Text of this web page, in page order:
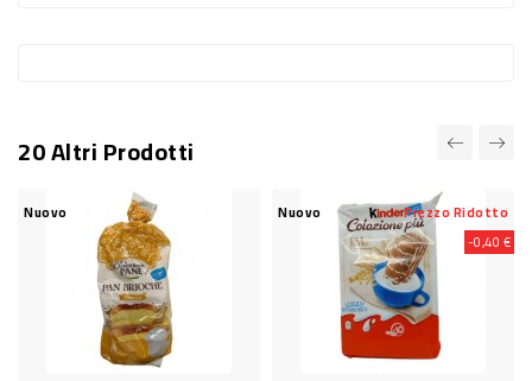
STOVIGLIE
DEODORANTI
DETERSIVI
TESSUTI
DETERGENTI
20 Altri Prodotti
Nuovo
Nuovo
-0,40 €
Prezzo Ridotto